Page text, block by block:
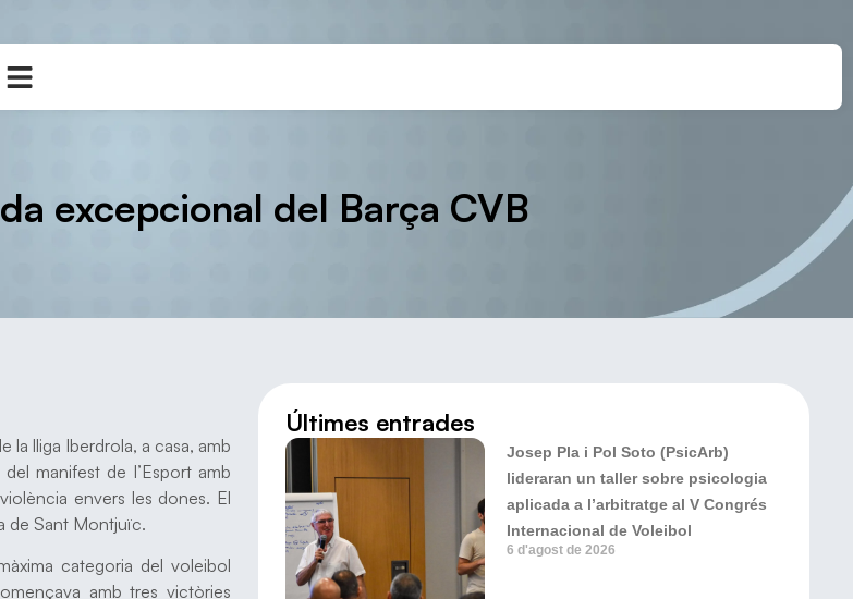
excepcional del Barça CVB
la lliga Iberdrola, a casa, amb
manifest de l’Esport amb
envers les dones. El
de Sant Montjuïc.
categoria del voleibol
amb tres victòries
Últimes entrades
Josep Pla i Pol Soto (PsicArb)
lideraran un taller sobre psicologia
aplicada a l’arbitratge al V Congrés
Internacional de Voleibol
6 d'agost de 2026